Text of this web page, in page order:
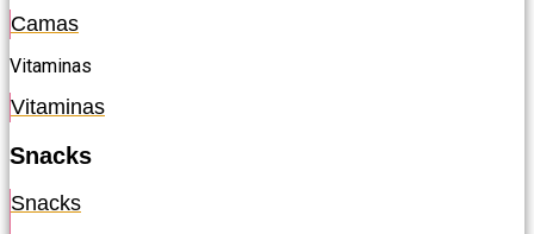
Camas
Vitaminas
Vitaminas
Snacks
Snacks